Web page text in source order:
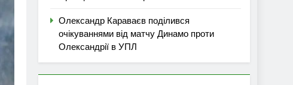
Олександр Караваєв поділився
очікуваннями від матчу Динамо проти
Олександрії в УПЛ